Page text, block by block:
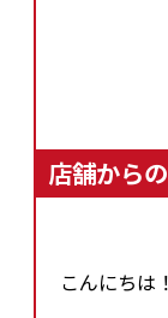
店舗から
こんにちは